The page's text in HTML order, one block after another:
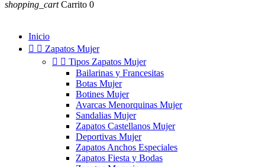
shopping_cart Carrito 0
Inicio
  Zapatos Mujer
  Tipos Zapatos Mujer
Bailarinas y Francesitas
Botas Mujer
Botines Mujer
Avarcas Menorquinas Mujer
Sandalias Mujer
Zapatos Castellanos Mujer
Deportivas Mujer
Zapatos Anchos Especiales
Zapatos Fiesta y Bodas